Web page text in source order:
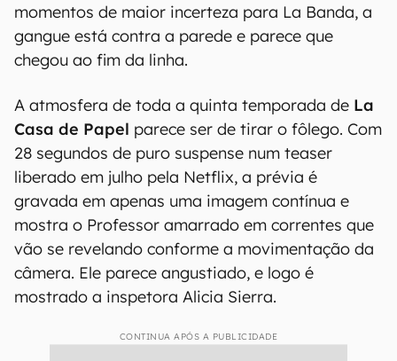
momentos de maior incerteza para La Banda, a
gangue está contra a parede e parece que
chegou ao fim da linha.
A atmosfera de toda a quinta temporada de La
Casa de Papel parece ser de tirar o fôlego. Com
28 segundos de puro suspense num teaser
liberado em julho pela Netflix, a prévia é
gravada em apenas uma imagem contínua e
mostra o Professor amarrado em correntes que
vão se revelando conforme a movimentação da
câmera. Ele parece angustiado, e logo é
mostrado a inspetora Alicia Sierra.
CONTINUA APÓS A PUBLICIDADE